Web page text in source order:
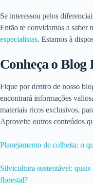
Se interessou pelos
Então te convidamos a saber
especialistas. Estamos à
Conheça o
Fique por dentro de nosso
encontrará informações
materiais ricos exclusivos,
Aproveite outros conteúdos
Planejamento de colheita: o
Silvicultura sustentável:
florestal?